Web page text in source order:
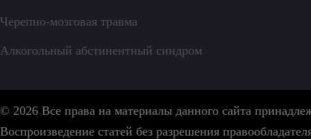
Черепно-мозговая травма
Алкогольный абстинентный синдром
© 2026 Все права на материалы данного сайта
Воспроизведение статей без разрешения